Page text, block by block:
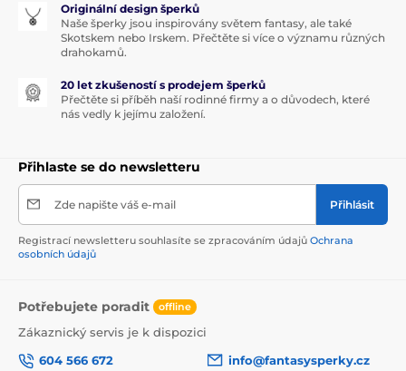
Originální design šperků
Naše šperky jsou inspirovány světem fantasy, ale také
Skotskem nebo Irskem. Přečtěte si více o významu různých
drahokamů.
20 let zkušeností s prodejem šperků
Přečtěte si příběh naší rodinné firmy a o důvodech, které
nás vedly k jejímu založení.
Přihlaste se do newsletteru
Zde napište váš e-mail Přihlásit
Registrací newsletteru souhlasíte se zpracováním údajů Ochrana
osobních údajů
Potřebujete poradit offline
Zákaznický servis je k dispozici
604 566 672
info@fantasysperky.cz